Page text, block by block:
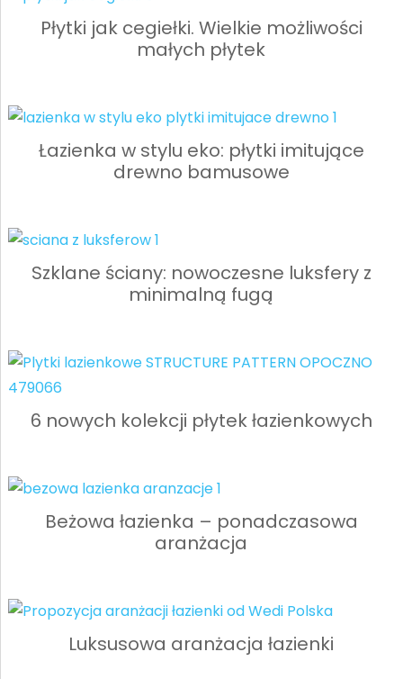
Płytki jak cegiełki. Wielkie możliwości
małych płytek
Łazienka w stylu eko: płytki imitujące
drewno bamusowe
Szklane ściany: nowoczesne luksfery z
minimalną fugą
6 nowych kolekcji płytek łazienkowych
Beżowa łazienka – ponadczasowa
aranżacja
Luksusowa aranżacja łazienki